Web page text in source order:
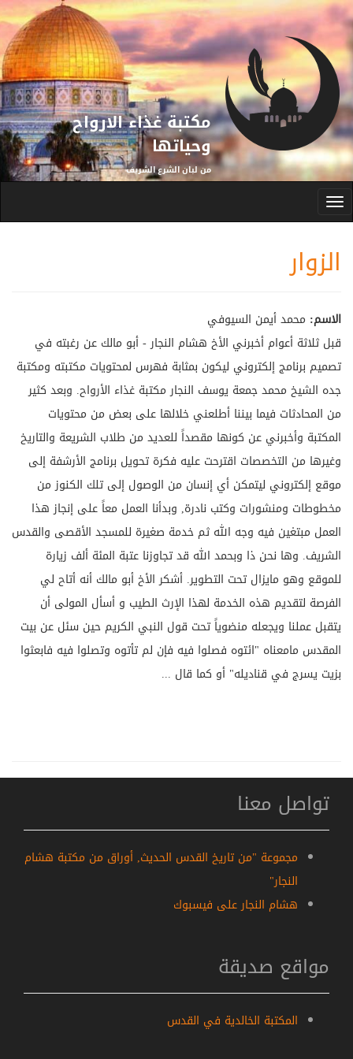
تجاوز إلى المحتوى الرئيسي
مكتبة غذاء الارواح
وحياتها
من لبان الشرع الشريف
Toggle
الزوار
الاسم: محمد أيمن السيوفي
قبل ثلاثة أعوام أخبرني الأخ هشام النجار - أبو مالك عن رغبته في
تصميم برنامج إلكتروني ليكون بمثابة فهرس لمحتويات مكتبته ومكتبة
جده الشيخ محمد جمعة يوسف النجار مكتبة غذاء الأرواح. وبعد كثير
من المحادثات فيما بيننا أطلعني خلالها على بعض من محتويات
المكتبة وأخبرني عن كونها مقصداً للعديد من طلاب الشريعة والتاريخ
وغيرها من التخصصات اقترحت عليه فكرة تحويل برنامج الأرشفة إلى
موقع إلكتروني ليتمكن أي إنسان من الوصول إلى تلك الكنوز من
مخطوطات ومنشورات وكتب نادرة, وبدأنا العمل معاً على إنجاز هذا
العمل مبتغين فيه وجه الله ثم خدمة صغيرة للمسجد الأقصى والقدس
الشريف. وها نحن ذا وبحمد الله قد تجاوزنا عتبة المئة ألف زيارة
للموقع وهو مايزال تحت التطوير. أشكر الأخ أبو مالك أنه أتاح لي
الفرصة لتقديم هذه الخدمة لهذا الإرث الطيب و أسأل المولى أن
يتقبل عملنا ويجعله منضوياً تحت قول النبي الكريم حين سئل عن بيت
المقدس مامعناه "ائتوه فصلوا فيه فإن لم تأتوه وتصلوا فيه فابعثوا
بزيت يسرج في قناديله" أو كما قال ...
تواصل معنا
مجموعة "من تاريخ القدس الحديث, أوراق من مكتبة هشام
النجار"
هشام النجار على فيسبوك
مواقع صديقة
المكتبة الخالدية في القدس